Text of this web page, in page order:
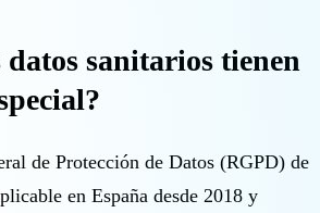
datos sanitarios tienen
de Protección de Datos (RGPD) de
en España desde 2018 y